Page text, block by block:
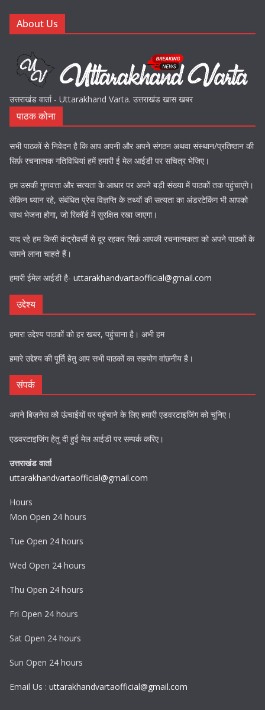
About Us
उत्तराखंड वार्ता - Uttarakhand Varta. उत्तराखंड खास खबर
पाठक कोना
सभी पाठकों से निवेदन है कि आप अपनी और अपने संगठन अथवा संस्थान/प्रतिष्ठान की
सिर्फ़ रचनात्मक गतिविधियां हमें हमारी ई मेल आईडी पर सचित्र भेजिए।
हम उसकी गुणवत्ता और सत्यता के आधार पर अपने बड़ी संख्या में पाठकों तक पहुंचाएंगे।
लेकिन ध्यान रहे, संबंधित प्रेस विज्ञप्ति के तथ्यों की सत्यता का अंडरटेकिंग भी आपको
साथ भेजना होगा, जो रिकॉर्ड में सुरक्षित रखा जाएगा।
याद रहे हम किसी कंट्रोवर्सी से दूर रहकर सिर्फ़ आपकी रचनात्मकता को अपने पाठकों के
सामने लाना चाहते हैं।
हमारी ईमेल आईडी है- uttarakhandvartaofficial@gmail.com
उद्देश्य
हमारा उद्देश्य पाठकों को हर खबर, पहुंचाना है। अभी हम
हमारे उद्देश्य की पूर्ति हेतु आप सभी पाठकों का सहयोग वांछनीय है।
संपर्क
अपने बिज़नेस को ऊंचाईयों पर पहुंचाने के लिए हमारी एडवरटाइजिंग को चुनिए।
एडवरटाइजिंग हेतु दी हुई मेल आईडी पर सम्पर्क करिए।
उत्तराखंड वार्ता
uttarakhandvartaofficial@gmail.com
Hours
Mon Open 24 hours
Tue Open 24 hours
Wed Open 24 hours
Thu Open 24 hours
Fri Open 24 hours
Sat Open 24 hours
Sun Open 24 hours
Email Us : uttarakhandvartaofficial@gmail.com